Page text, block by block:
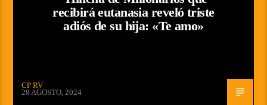
recibirá eutanasia reveló triste
adiós de su hija: «Te amo»
CP RV
28 AGOSTO, 2024